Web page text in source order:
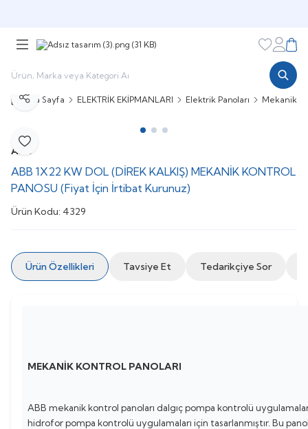
Favorilerim
Ana Sayfa ELEKTRİK EKİPMANLARI Elektrik Panoları Mekanik
Favoriye Ekle
Paylaş
ABB
ABB 1X22 KW DOL (DİREK KALKIŞ) MEKANİK KONTROL
PANOSU (Fiyat İçin İrtibat Kurunuz)
Ürün Kodu: 4329
Ürün Özellikleri Tavsiye Et Tedarikçiye Sor
MEKANİK KONTROL PANOLARI
ABB mekanik kontrol panoları dalgıç pompa kontrolü
hidrofor pompa kontrolü uygulamaları için tasarlanmıştır. Bu